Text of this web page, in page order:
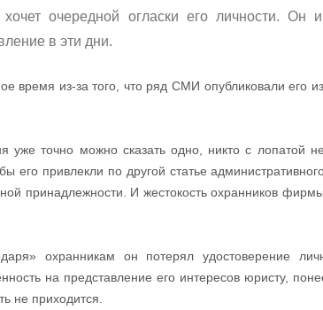
хочет очередной огласки его личности. Он
в эти дни.
время из-за того, что ряд СМИ опубликовали его
уже точно можно сказать одно, никто с лопатой
его привлекли по другой статье
принадлежности. И жестокость охранников
охранникам он потерял удостоверение
на представление его интересов юристу,
не приходится.